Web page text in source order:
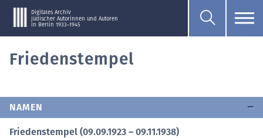
Digitales Archiv
jüdischer Autorinnen und Autoren
in Berlin 1933–1945
Friedenstempel
NAMEN
Friedenstempel (09.09.1923 – 09.11.1938)